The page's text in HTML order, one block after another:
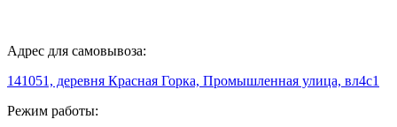
Адрес для самовывоза:
141051, деревня Красная Горка, Промышленная улица, вл4с1
Режим работы: